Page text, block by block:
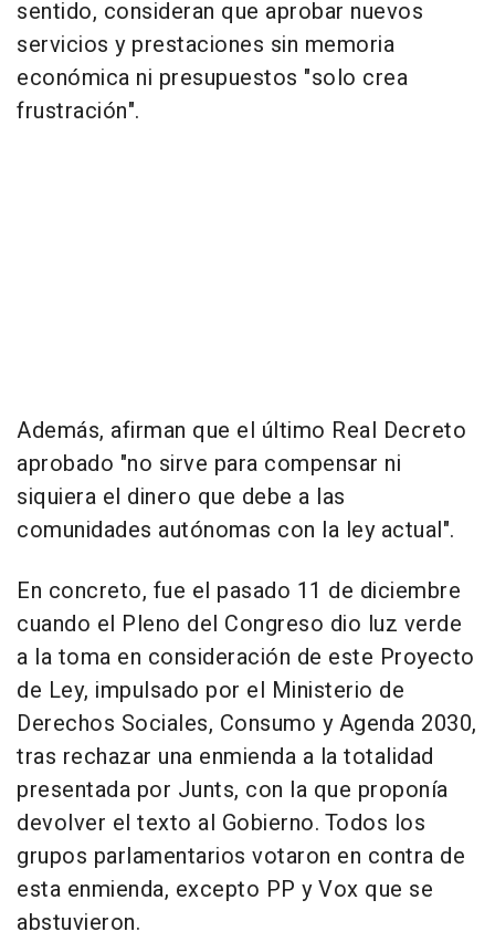
sentido, consideran que aprobar nuevos
servicios y prestaciones sin memoria
económica ni presupuestos "solo crea
frustración".
Además, afirman que el último Real Decreto
aprobado "no sirve para compensar ni
siquiera el dinero que debe a las
comunidades autónomas con la ley actual".
En concreto, fue el pasado 11 de diciembre
cuando el Pleno del Congreso dio luz verde
a la toma en consideración de este Proyecto
de Ley, impulsado por el Ministerio de
Derechos Sociales, Consumo y Agenda 2030,
tras rechazar una enmienda a la totalidad
presentada por Junts, con la que proponía
devolver el texto al Gobierno. Todos los
grupos parlamentarios votaron en contra de
esta enmienda, excepto PP y Vox que se
abstuvieron.